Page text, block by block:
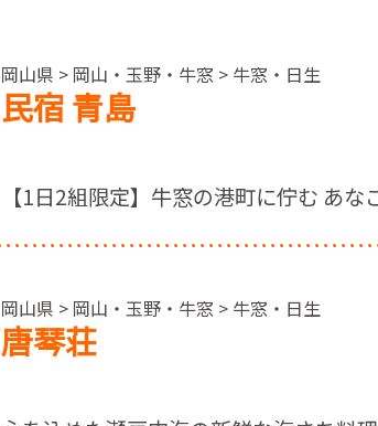
岡山県 > 岡山・玉野・牛窓 > 牛窓・日生
民宿 青島
【1日2組限定】牛窓の港町に佇む あな
岡山県 > 岡山・玉野・牛窓 > 牛窓・日生
唐琴荘